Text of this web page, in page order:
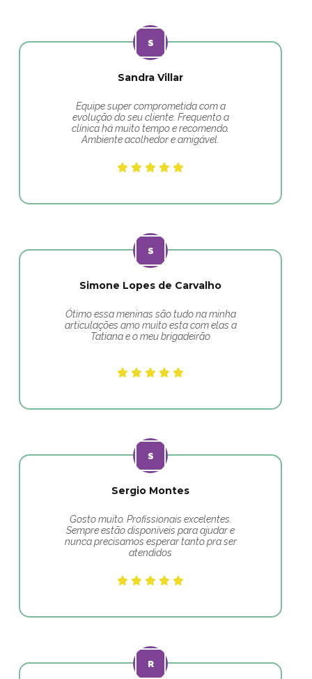
Sandra Villar
Equipe super comprometida com a
evolução do seu cliente. Frequento a
clínica há muito tempo e recomendo.
Ambiente acolhedor e amigável.
Simone Lopes de Carvalho
Ótimo essa meninas são tudo na minha
articulações amo muito esta com elas a
Tatiana e o meu brigadeirão
Sergio Montes
Gosto muito. Profissionais excelentes.
Sempre estão disponíveis para ajudar e
nunca precisamos esperar tanto pra ser
atendidos